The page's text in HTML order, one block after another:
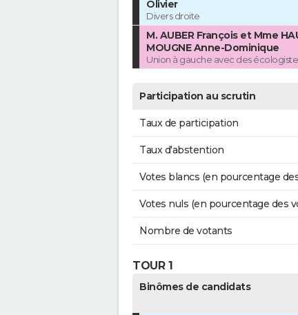
Olivier
Divers droite
M. AUBER François et Mme
MOUGNE Anne-Dominique
Union à gauche avec des
Participation au scrutin
Taux de participation
Taux d'abstention
Votes blancs (en pourcentage
Votes nuls (en pourcentage des
Nombre de votants
TOUR 1
Binômes de candidats